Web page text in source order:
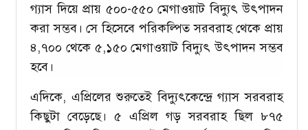
গ্যাস দিয়ে প্রায় ৫০০-৫৫০ মেগাওয়াট বিদ্যুৎ উৎপাদন
করা সম্ভব। সে হিসেবে পরিকল্পিত সরবরাহ থেকে প্রায়
৪,৭০০ থেকে ৫,১৫০ মেগাওয়াট বিদ্যুৎ উৎপাদন সম্ভব
হবে।
এদিকে, এপ্রিলের শুরুতেই বিদ্যুৎকেন্দ্রে গ্যাস সরবরাহ
কিছুটা বেড়েছে। ৫ এপ্রিল গড় সরবরাহ ছিল ৮৭৫